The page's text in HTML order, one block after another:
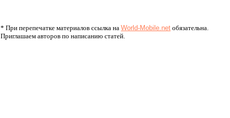
* При перепечатке материалов ссылка на World-Mobile.net обязательна.
Приглашаем авторов по написанию статей.